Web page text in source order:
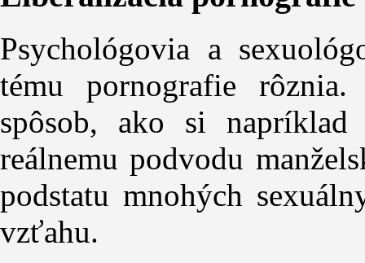
Psychológovia a
tému pornografie
spôsob, ako si
reálnemu podvodu
podstatu mnohých
vzťahu.